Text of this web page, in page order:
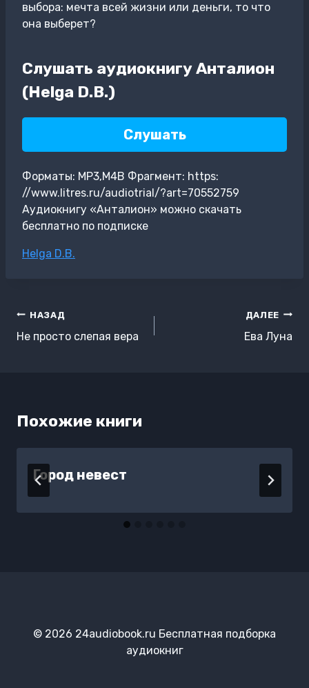
выбора: мечта всей жизни или деньги, то что
она выберет?
Слушать аудиокнигу Анталион
(Helga D.B.)
Слушать
Форматы: MP3,M4B Фрагмент: https:
//www.litres.ru/audiotrial/?art=70552759
Аудиокнигу «Анталион» можно скачать
бесплатно по подписке
Метки
Helga D.B.
Навигация
по
НАЗАД
Не просто слепая вера
ДАЛЕЕ
Ева Луна
Похожие книги
Город невест
© 2026 24audiobook.ru Бесплатная подборка
аудиокниг